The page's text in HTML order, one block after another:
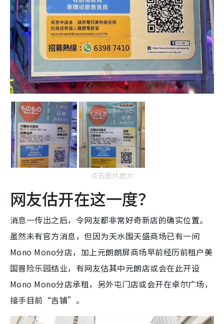
点击图片放大
网友估开在这一度？
消息一传出之后，令网友都非常好奇新店的确实位置。
虽然未有官方消息，但因为天水围天盛商场已有一间
Mono Mono分店，加上元朗朗屏商场早前经历前租户美
国冒险乐园结业，有网友估其中元朗店或会在此开设
Mono Mono分店承租，另外屯门店或会开在卓尔广场，
接手目前“吉铺”。